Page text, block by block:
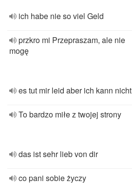
ich habe nie so viel Geld
przkro mi Przepraszam, ale nie
mogę
es tut mir leid aber ich kann nicht
To bardzo miłe z twojej strony
das ist sehr lieb von dir
co pani sobie życzy